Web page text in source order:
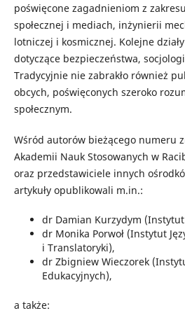
poświęcone zagadnieniom z
społecznej i mediach, inżynierii
lotniczej i kosmicznej. Kolejne
dotyczące bezpieczeństwa,
Tradycyjnie nie zabrakło również
obcych, poświęconych szeroko
społecznym.
Wśród autorów bieżącego numeru
Akademii Nauk Stosowanych w
oraz przedstawiciele innych
artykuły opublikowali m.in.:
dr Damian Kurzydym
dr Monika Porwoł (Instytut
i Translatoryki),
dr Zbigniew Wieczorek
Edukacyjnych),
a także: